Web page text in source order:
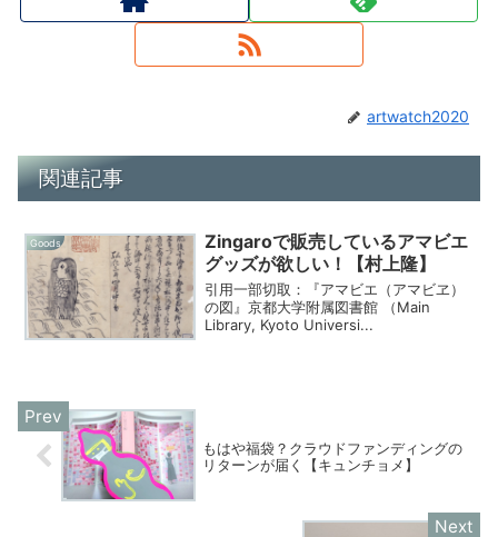
artwatch2020
関連記事
Goods
Zingaroで販売しているアマビエ
グッズが欲しい！【村上隆】
引用一部切取：『アマビエ（アマビヱ）
の図』京都大学附属図書館 （Main
Library, Kyoto Universi...
もはや福袋？クラウドファンディングの
リターンが届く【キュンチョメ】